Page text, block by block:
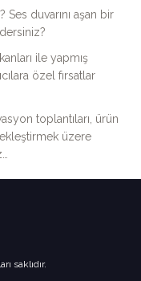
duvarını aşan bir
ile yapmış
özel fırsatlar
toplantıları, ürün
üzere
saklıdır.